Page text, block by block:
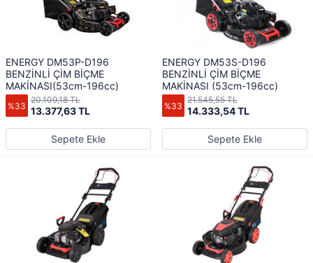
ENERGY DM53P-D196
BENZİNLİ ÇİM BİÇME
MAKİNASI(53cm-196cc)
%33 13.377,63 TL
20.109,18 TL
Sepete Ekle
ENERGY DM53S-D196
BENZİNLİ ÇİM BİÇME
MAKİNASI (53cm-196cc)
%33 14.333,54 TL
21.545,55 TL
Sepete Ekle